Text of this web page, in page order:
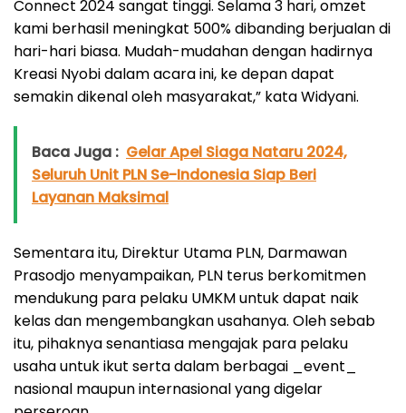
Connect 2024 sangat tinggi. Selama 3 hari, omzet
kami berhasil meningkat 500% dibanding berjualan di
hari-hari biasa. Mudah-mudahan dengan hadirnya
Kreasi Nyobi dalam acara ini, ke depan dapat
semakin dikenal oleh masyarakat,” kata Widyani.
Baca Juga : Gelar Apel Siaga Nataru 2024,
Seluruh Unit PLN Se-Indonesia Siap Beri
Layanan Maksimal
Sementara itu, Direktur Utama PLN, Darmawan
Prasodjo menyampaikan, PLN terus berkomitmen
mendukung para pelaku UMKM untuk dapat naik
kelas dan mengembangkan usahanya. Oleh sebab
itu, pihaknya senantiasa mengajak para pelaku
usaha untuk ikut serta dalam berbagai _event_
nasional maupun internasional yang digelar